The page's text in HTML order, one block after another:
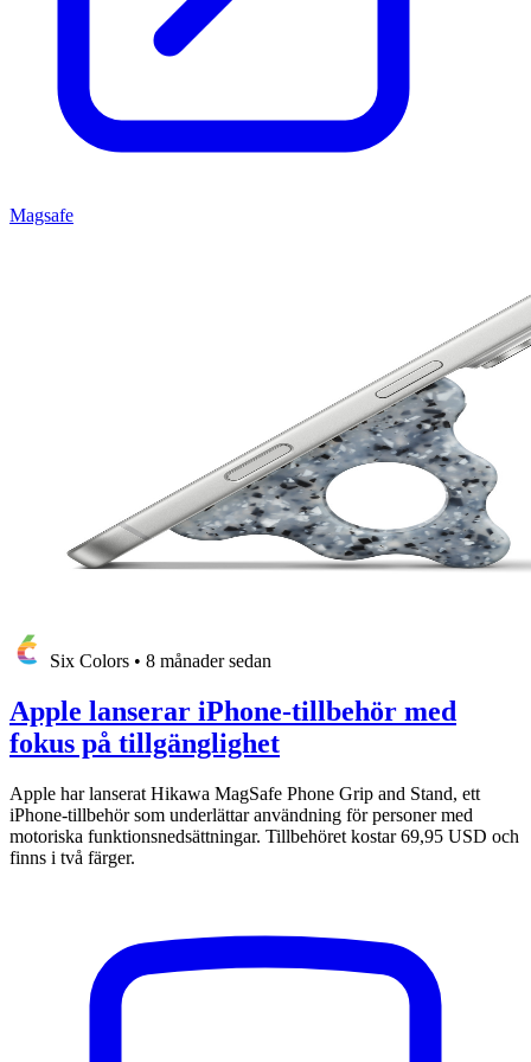
Magsafe
Six Colors • 8 månader sedan
Apple lanserar iPhone-tillbehör med
fokus på tillgänglighet
Apple har lanserat Hikawa MagSafe Phone Grip and Stand, ett
iPhone-tillbehör som underlättar användning för personer med
motoriska funktionsnedsättningar. Tillbehöret kostar 69,95 USD och
finns i två färger.